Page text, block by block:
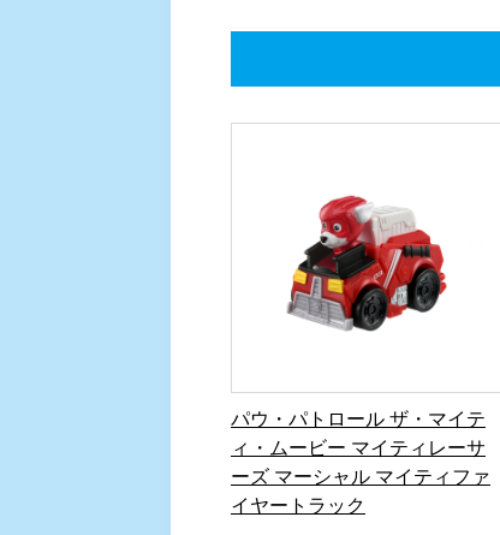
パウ・パトロール ザ・マイテ
ィ・ムービー マイティレーサ
ーズ マーシャル マイティファ
イヤートラック